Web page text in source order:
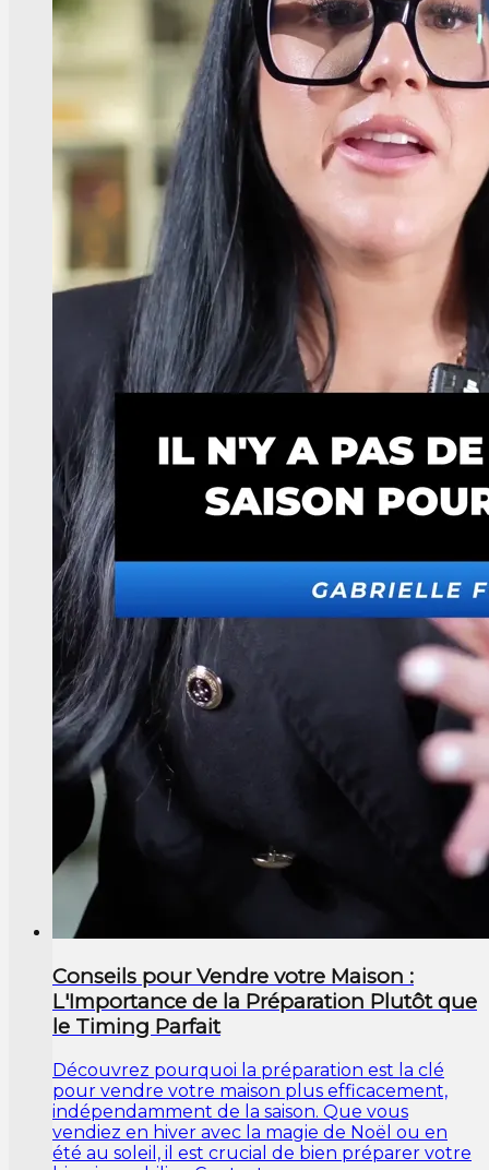
Conseils pour Vendre votre Maison :
L'Importance de la Préparation Plutôt que
le Timing Parfait
Découvrez pourquoi la préparation est la clé
pour vendre votre maison plus efficacement,
indépendamment de la saison. Que vous
vendiez en hiver avec la magie de Noël ou en
été au soleil, il est crucial de bien préparer votre